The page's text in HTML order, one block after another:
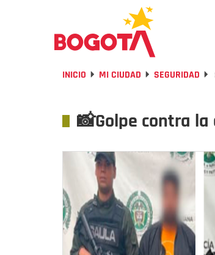
INICIO MI CIUDAD SEGURIDAD
📸Golpe contra
Previous